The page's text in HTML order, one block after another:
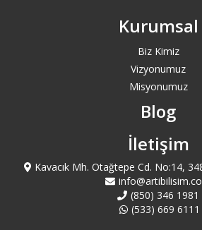
Kurumsal
Biz Kimiz
Vizyonumuz
Misyonumuz
Blog
İletişim
Kavacık Mh. Otağtepe Cd. No:14,
(850) 346 1981
(533) 669 6111